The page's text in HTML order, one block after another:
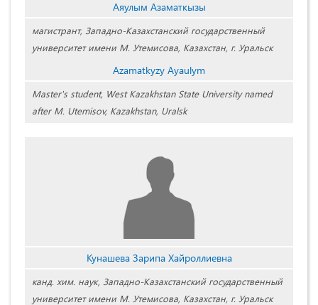
Аяулым Азаматкызы
магистрант, Западно-Казахстанский государственный
университет имени М. Утемисова, Казахстан, г. Уральск
Azamatkyzy Ayaulym
Master's student, West Kazakhstan State University named
after M. Utemisov, Kazakhstan, Uralsk
Кунашева Зарипа Хайроллиевна
канд. хим. наук, Западно-Казахстанский государственный
университет имени М. Утемисова, Казахстан, г. Уральск